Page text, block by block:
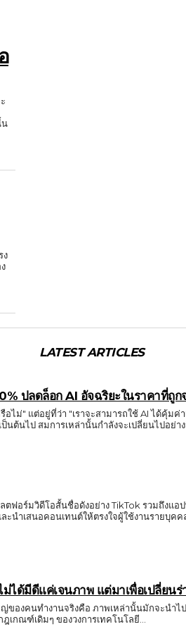
น
ง
LATEST ARTICLES
ปลดล็อก AI อัจฉริยะในราคาที่ถูก
" แต่อยู่ที่ว่า "เราจะสามารถใช้ AI ได้คุ้ม
อร์มวิดีโอสั้นชื่อดังอย่าง TikTok รวมถึงแ
สนอคอนเทนต์ให้ตรงใจผู้ใช้งานรายบุคคล คุ
ได้มีดีแค่เจนภาพ แต่มาเพื่อเปลี่ยน
องคนทำงานจริงคือ ภาพเหล่านั้นมักจะนำ
เกณฑ์เดิมๆ ของวงการเทคโนโลยี...